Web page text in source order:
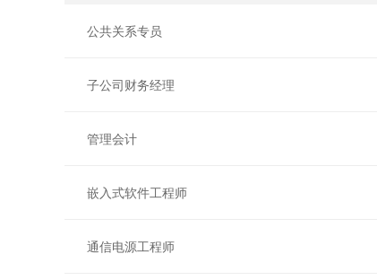
公共关系专员
子公司财务经理
管理会计
嵌入式软件工程师
通信电源工程师